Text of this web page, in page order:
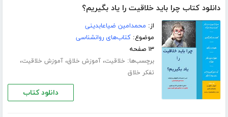
دانلود کتاب چرا باید خلاقیت را یاد بگیریم؟
از: محمدامین ضیاعابدینی
موضوع:کتاب‌های روانشناسی
۱۳ صفحه
برچسب‌ها: خلاقیت،آموزش خلاق،آموزش خلاقیت،
تفکر خلاق
دانلود کتاب